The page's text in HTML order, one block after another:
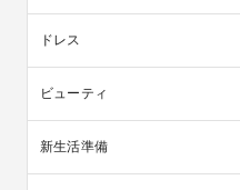
ドレス
ビューティ
新生活準備